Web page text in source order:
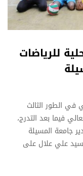
للرياضات
في الطور الثالث
فيما بعد التدرج،
جامعة المسيلة
علي علال على